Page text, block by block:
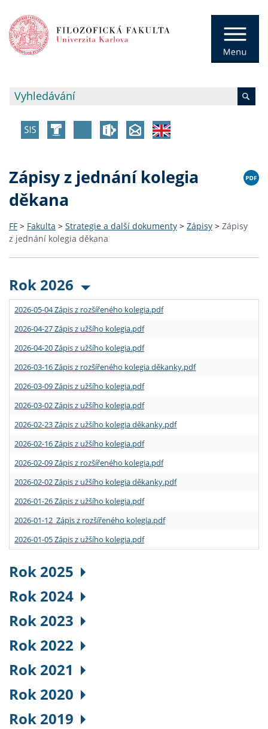
Zápisy z jednání kolegia
děkana
FF > Fakulta > Strategie a další dokumenty > Zápisy > Zápisy
z jednání kolegia děkana
Rok 2026
2026-05-04 Zápis z rozšířeného kolegia.pdf
2026-04-27 Zápis z užšího kolegia.pdf
2026-04-20 Zápis z užšího kolegia.pdf
2026-03-16 Zápis z rozšířeného kolegia děkanky.pdf
2026-03-09 Zápis z užšího kolegia.pdf
2026-03-02 Zápis z užšího kolegia.pdf
2026-02-23 Zápis z užšího kolegia děkanky.pdf
2026-02-16 Zápis z užšího kolegia.pdf
2026-02-09 Zápis z rozšířeného kolegia.pdf
2026-02-02 Zápis z užšího kolegia děkanky.pdf
2026-01-26 Zápis z užšího kolegia.pdf
2026-01-12 Zápis z rozšířeného kolegia.pdf
2026-01-05 Zápis z užšího kolegia.pdf
Rok 2025
Rok 2024
Rok 2023
Rok 2022
Rok 2021
Rok 2020
Rok 2019